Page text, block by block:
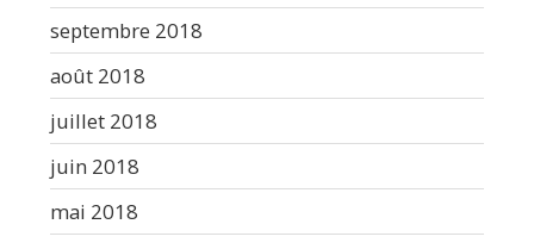
septembre 2018
août 2018
juillet 2018
juin 2018
mai 2018